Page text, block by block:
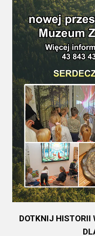
DOTKNIJ